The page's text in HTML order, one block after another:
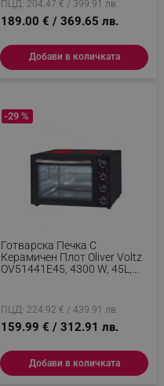
ПЦД: 204.47 € / 399.91 лв.
189.00 € / 369.65 лв.
Добави в количката
Готварска Печка С
Керамичен Плот Oliver Voltz
OV51441E45, 4300 W, 45L,
-29 %
ПЦД: 224.92 € / 439.91 лв.
159.99 € / 312.91 лв.
Добави в количката